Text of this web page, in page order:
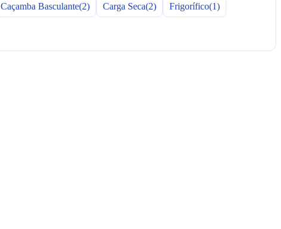
Caçamba Basculante(2) Carga Seca(2) Frigorífico(1)